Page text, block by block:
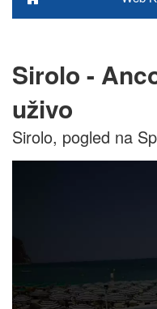
Sirolo -
uživo
Sirolo, pogled na